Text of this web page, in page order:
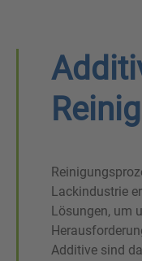
Lackindustrie
Lösungen, um
Additive sind